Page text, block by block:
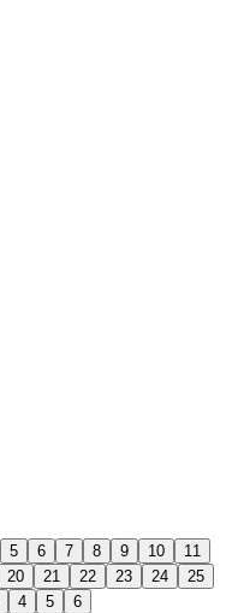
5 6 7 8 9 10
11
20 21 22 23 24
25
4 5
6